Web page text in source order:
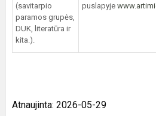
(savitarpio
paramos grupės,
DUK, literatūra ir
kita.).
puslapyje
Atnaujinta: 2026-05-29